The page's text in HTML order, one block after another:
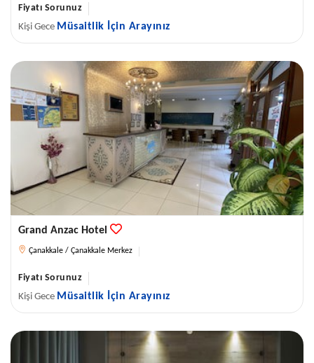
Fiyatı Sorunuz
Kişi Gece Müsaitlik İçin Arayınız
Grand Anzac Hotel
Çanakkale / Çanakkale Merkez
Fiyatı Sorunuz
Kişi Gece Müsaitlik İçin Arayınız